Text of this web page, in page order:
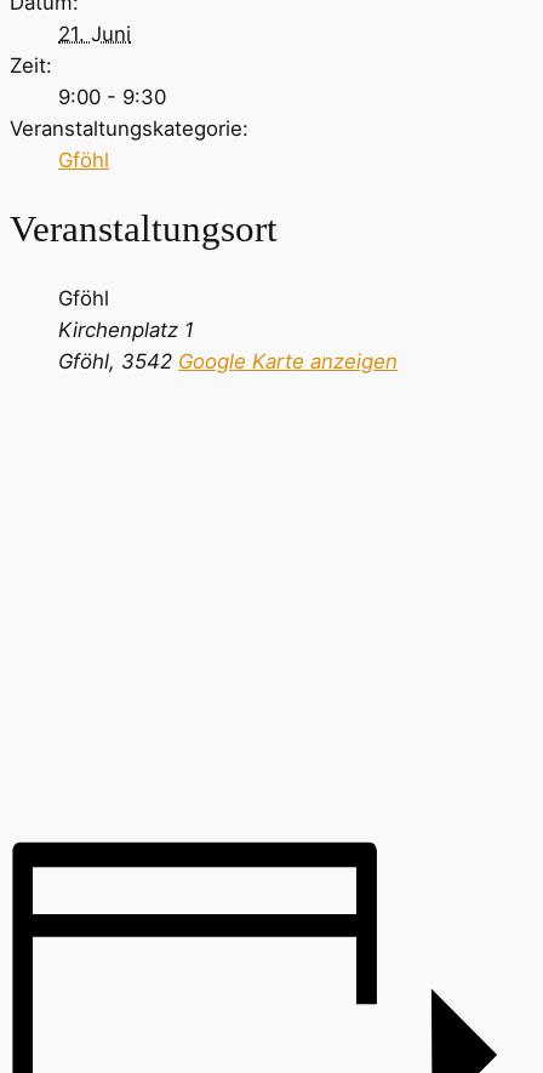
21. Juni
Zeit:
9:00 - 9:30
Veranstaltungskategorie:
Gföhl
Veranstaltungsort
Gföhl
Kirchenplatz 1
Gföhl, 3542 Google Karte anzeigen